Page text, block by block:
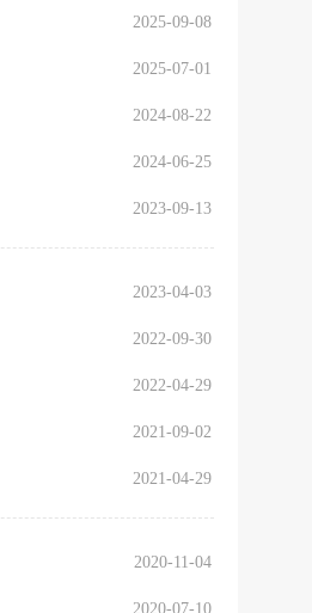
2025-09-08
2025-07-01
2024-08-22
2024-06-25
2023-09-13
2023-04-03
2022-09-30
2022-04-29
2021-09-02
2021-04-29
2020-11-04
2020-07-10